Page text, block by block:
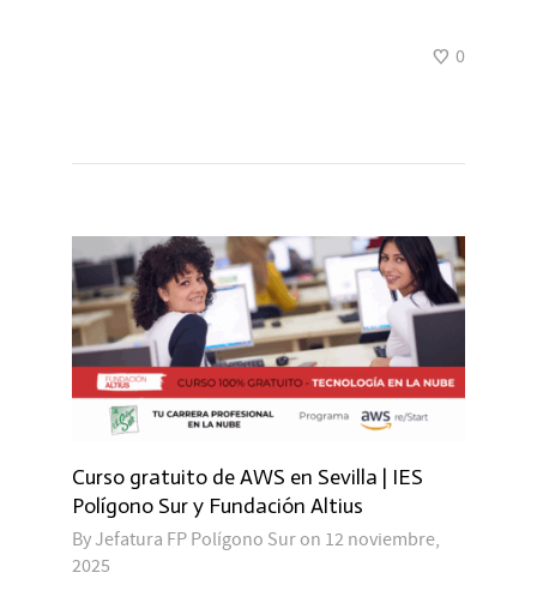
0
Curso gratuito de AWS en Sevilla | IES
Polígono Sur y Fundación Altius
ByJefatura FP Polígono Sur on 12 noviembre,
2025